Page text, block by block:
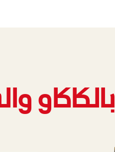
بالكاكاو